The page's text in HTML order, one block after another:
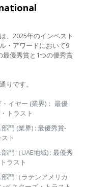
、2025年のインベスト
・アワードにおいて9
優秀賞と1つの優秀賞
りです。
イヤー (業界)： 最優
トラスト
門 (業界) : 最優秀賞-
ト
門（UAE地域) : 最優秀
ラスト
門（ラテンアメリカ